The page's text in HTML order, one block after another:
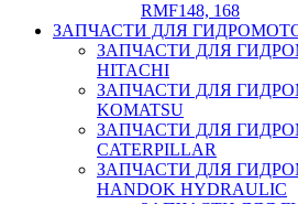
RMF148, 168
ЗАПЧАСТИ ДЛЯ
ЗАПЧАСТИ ДЛЯ
HITACHI
ЗАПЧАСТИ ДЛЯ
KOMATSU
ЗАПЧАСТИ ДЛЯ
CATERPILLAR
ЗАПЧАСТИ ДЛЯ
HANDOK HYDRAULIC